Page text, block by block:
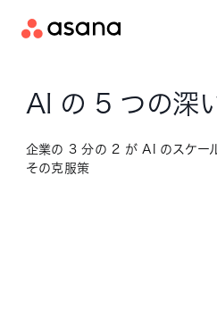
セールスチームに
AI の 5 つの深
企業の 3 分の 2 が AI のスケー
その克服策